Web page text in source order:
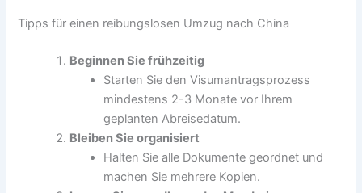
Tipps für einen reibungslosen Umzug nach China
Beginnen Sie frühzeitig
Starten Sie den Visumantragsprozess
mindestens 2-3 Monate vor Ihrem
geplanten Abreisedatum.
Bleiben Sie organisiert
Halten Sie alle Dokumente geordnet und
machen Sie mehrere Kopien.